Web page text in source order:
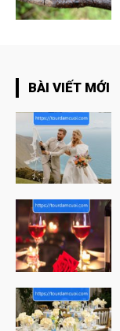
BÀI VIẾT MỚI